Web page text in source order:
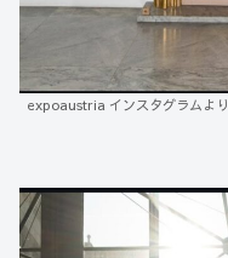
expoaustria インスタグラムより